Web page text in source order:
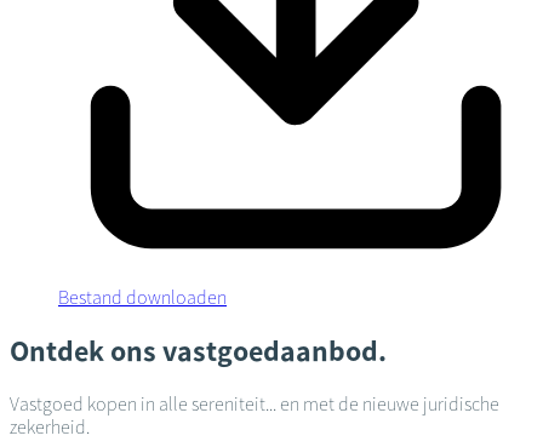
Bestand downloaden
Ontdek ons vastgoedaanbod.
Vastgoed kopen in alle sereniteit... en met de nieuwe juridische
zekerheid.